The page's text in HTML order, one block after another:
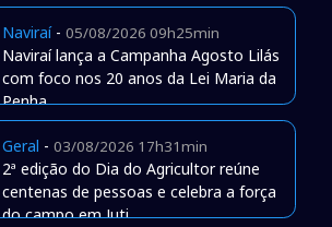
Naviraí- 05/08/2026 09h25min
Naviraí lança a Campanha Agosto Lilás
com foco nos 20 anos da Lei Maria da
Penha
Geral - 03/08/2026 17h31min
2ª edição do Dia do Agricultor reúne
centenas de pessoas e celebra a força
do campo em Juti